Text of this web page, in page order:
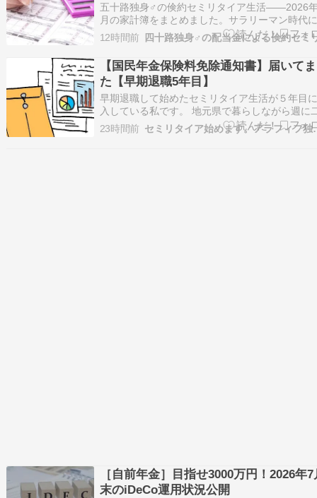
五十路独身♂の倹約セミリタイア生活――2026
月の家計簿をまとめました。サラリーマン時代
についた倹約習慣のおかげで、普段から大きな
遣いをすることはほとんどありません。とはい
油断すれば支出は少しずつ緩んでしまうもの。
の定点観測として家計簿を集計し、自分自身の支
出…
12時間前
【国民年金保険料免除通知書】届いて
た【早期退職5年目】
早期退職して始めたセミリタイア生活が５年目
入している私です。 地元県で暮らしながら週に
都内で仕事をしております。 2022年3月末に国
務員を早期退職して同年4月に厚生年金から国民
23時間前 セミリタイア
［自前年金］目指せ3000万円！2026年7
末のiDeCo運用状況公開